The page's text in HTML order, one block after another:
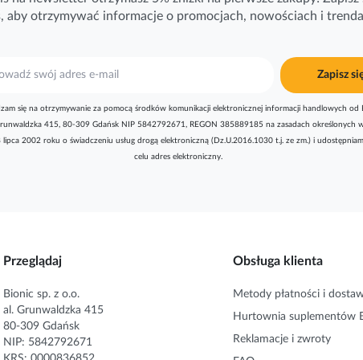
aby otrzymywać informacje o promocjach, nowościach i
Zapisz
się na otrzymywanie za pomocą środków komunikacji elektronicznej informacji handlowych od
415, 80-309 Gdańsk NIP 5842792671, REGON 385889185 na zasadach określonych
lipca 2002 roku o świadczeniu usług drogą elektroniczną (Dz.U.2016.1030 t.j. ze zm.) i
celu adres elektroniczny.
Przeglądaj
Bionic sp. z o.o.
al. Grunwaldzka 415
80-309 Gdańsk
NIP: 5842792671
Obsługa klienta
Metody płatności i
Hurtownia suplementów
Reklamacje i zwroty